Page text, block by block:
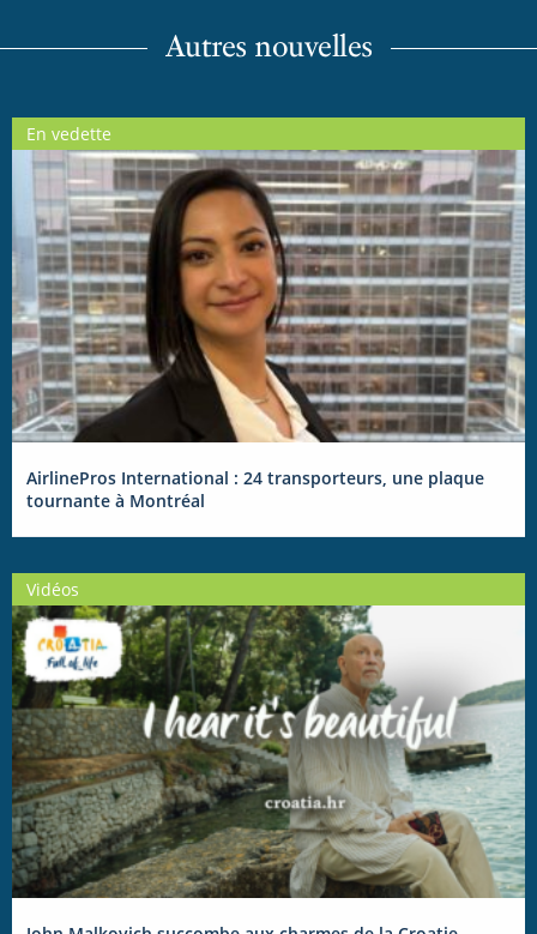
Autres nouvelles
En vedette
AirlinePros International : 24 transporteurs, une plaque
tournante à Montréal
Vidéos